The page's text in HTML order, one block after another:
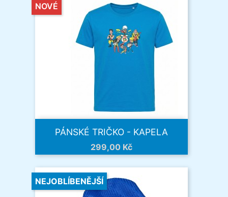
PÁNSKÉ TRIČKO - KAPELA
Cena
299,00 Kč
NOVÉ
NEJOBLÍBENĚJŠÍ